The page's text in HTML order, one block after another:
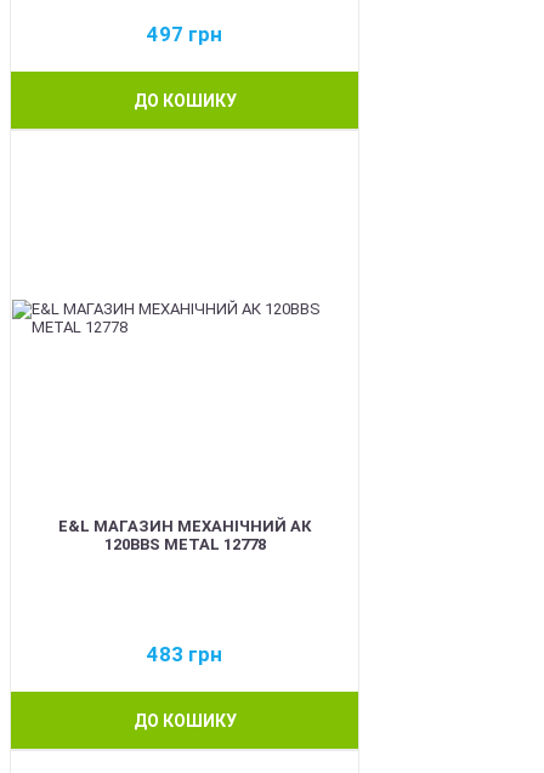
497 грн
ДО КОШИКУ
E&L МАГАЗИН МЕХАНІЧНИЙ АК
120BBS METAL 12778
483 грн
ДО КОШИКУ